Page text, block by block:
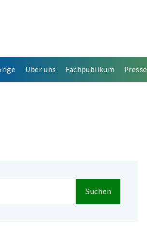
Über uns Fachpublikum Presse
Suchen